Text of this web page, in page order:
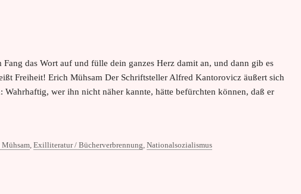
das Wort auf und fülle dein ganzes Herz damit an, und dann gib es
Freiheit! Erich Mühsam Der Schriftsteller Alfred Kantorovicz äußert sich
Wahrhaftig, wer ihn nicht näher kannte, hätte befürchten können, daß er
, Exilliteratur / Bücherverbrennung, Nationalsozialismus